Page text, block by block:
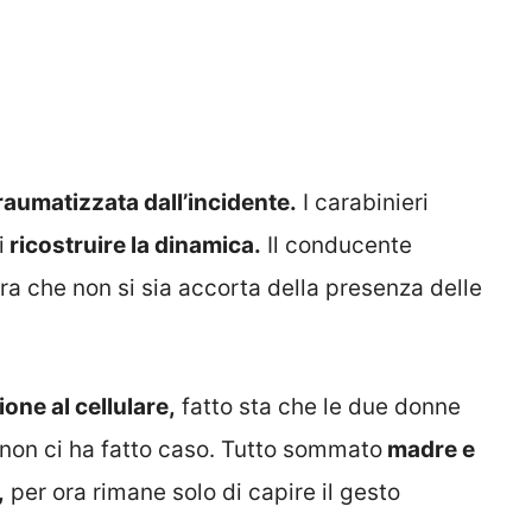
dall’incidente. I carabinieri
ricostruire la dinamica. Il conducente
che non si sia accorta della presenza delle
al cellulare, fatto sta che le due donne
ci ha fatto caso. Tutto sommato madre e
per ora rimane solo di capire il gesto